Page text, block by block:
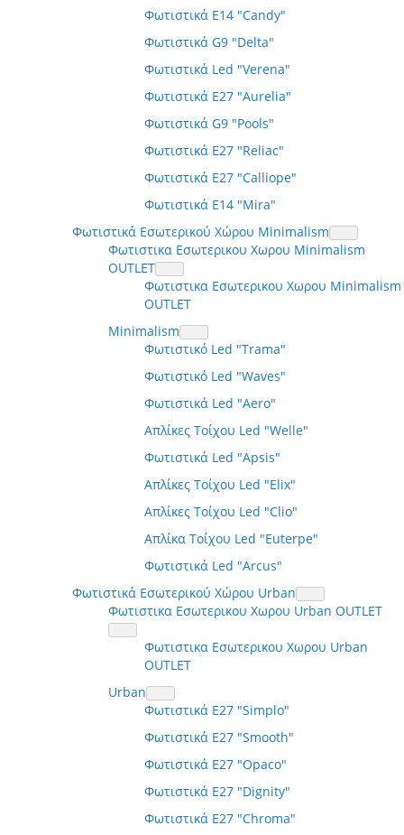
Φωτιστικά E14 "Candy"
Φωτιστικά G9 "Delta"
Φωτιστικά Led "Verena"
Φωτιστικά E27 "Aurelia"
Φωτιστικά G9 "Pools"
Φωτιστικά E27 "Reliac"
Φωτιστικά E27 "Calliope"
Φωτιστικά E14 "Mira"
Φωτιστικά Εσωτερικού Χώρου Minimalism
Φωτιστικα Εσωτερικου Χωρου Minimalism
OUTLET
Φωτιστικα Εσωτερικου Χωρου Minimalism
OUTLET
Minimalism
Φωτιστικό Led "Trama"
Φωτιστικό Led "Waves"
Φωτιστικά Led "Aero"
Απλίκες Τοίχου Led "Welle"
Φωτιστικά Led "Apsis"
Απλίκες Τοίχου Led "Elix"
Απλίκες Τοίχου Led "Clio"
Απλίκα Τοίχου Led "Euterpe"
Φωτιστικά Led "Arcus"
Φωτιστικά Εσωτερικού Χώρου Urban
Φωτιστικα Εσωτερικου Χωρου Urban OUTLET
Φωτιστικα Εσωτερικου Χωρου Urban
OUTLET
Urban
Φωτιστικά E27 "Simplo"
Φωτιστικά E27 "Smooth"
Φωτιστικά E27 "Opaco"
Φωτιστικά E27 "Dignity"
Φωτιστικά E27 "Chroma"